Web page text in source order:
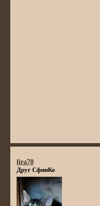
lira70
Друг СфинКо